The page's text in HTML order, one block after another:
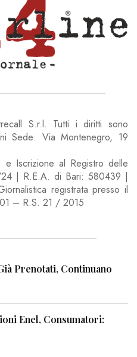
S.r.l. Tutti i diritti sono
Sede: Via Montenegro, 19
e Iscrizione al Registro delle
| R.E.A. di Bari: 580439 |
registrata presso il
– R.S. 21 / 2015
Prenotati, Continuano
Enel, Consumatori: